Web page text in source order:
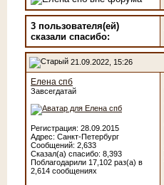
3 пользователя(ей)
сказали cпасибо:
21.09.2022, 15:26
Елена спб
Завсегдатай
Регистрация: 28.09.2015
Адрес: Санкт-Петербург
Сообщений: 2,633
Сказал(а) спасибо: 8,393
Поблагодарили 17,102 раз(а) в
2,614 сообщениях